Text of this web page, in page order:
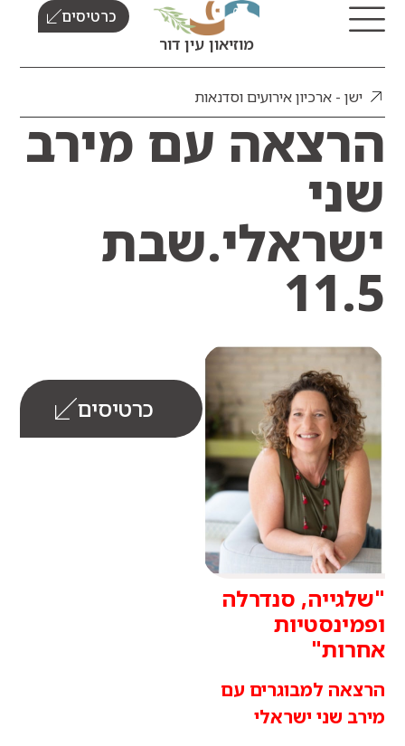
מוזיאון עין דור
כרטיסים
- ארכיון אירועים וסדנאות
עם מירב
כרטיסים
סנדרלה
למבוגרים עם
שני ישראלי